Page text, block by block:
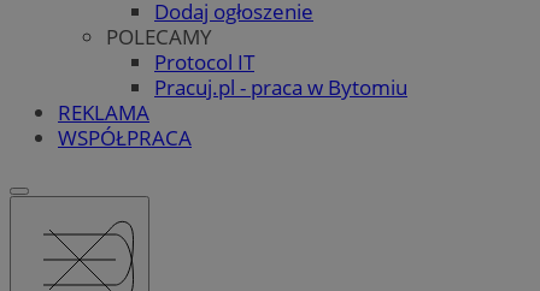
Dodaj ogłoszenie
POLECAMY
Protocol IT
Pracuj.pl - praca w Bytomiu
REKLAMA
WSPÓŁPRACA